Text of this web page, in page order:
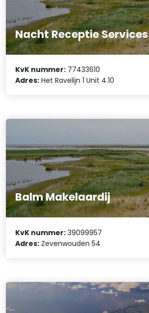
Nacht Receptie Services
KvK nummer: 77433610
Adres: Het Ravelijn 1 Unit 4.10
Balm Makelaardij
KvK nummer: 39099957
Adres: Zevenwouden 54